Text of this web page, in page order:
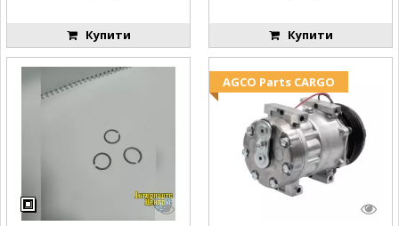
Купити Купити
AGCO Parts CARGO